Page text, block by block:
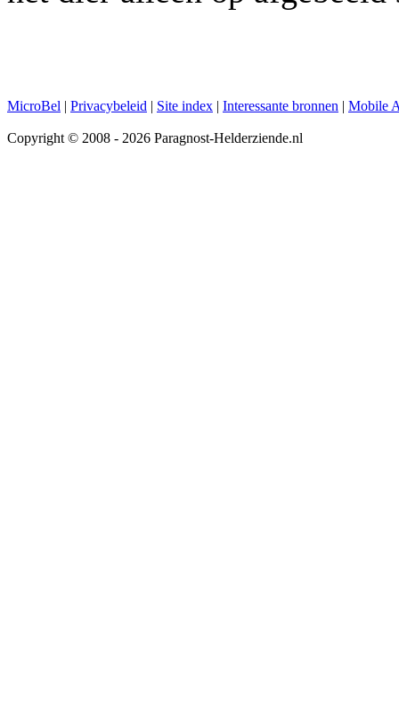
MicroBel | Privacybeleid | Site index | Interessante bronnen | Mobile
Copyright © 2008 - 2026 Paragnost-Helderziende.nl